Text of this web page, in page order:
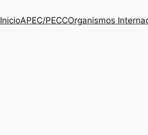
InicioAPEC/PECCOrganismos